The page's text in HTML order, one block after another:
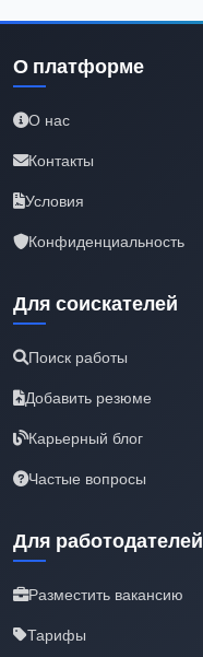
О платформе
О нас
Контакты
Условия
Конфиденциальность
Для соискателей
Поиск работы
Добавить резюме
Карьерный блог
Частые вопросы
Для работодателей
Разместить вакансию
Тарифы